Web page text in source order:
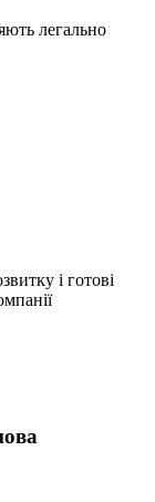
легально
і готові